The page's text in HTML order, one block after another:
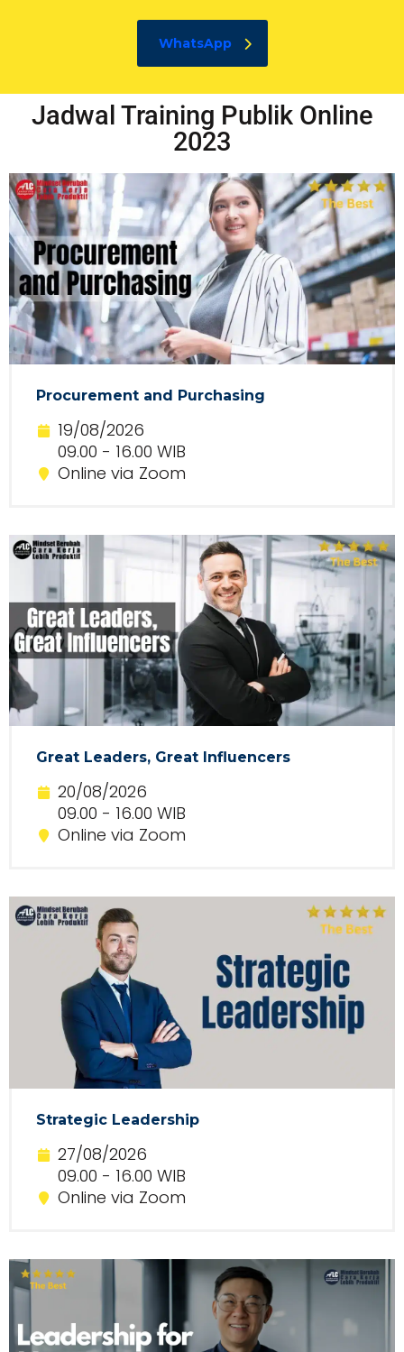
WhatsApp
Jadwal Training Publik Online
2023
Procurement and Purchasing
19/08/2026
09.00 - 16.00 WIB
Online via Zoom
Great Leaders, Great Influencers
20/08/2026
09.00 - 16.00 WIB
Online via Zoom
Strategic Leadership
27/08/2026
09.00 - 16.00 WIB
Online via Zoom